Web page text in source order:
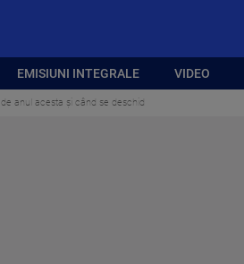
EMISIUNI INTEGRALE VIDEO
anul acesta și când se deschid